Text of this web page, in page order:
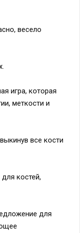
весело
игра, которая
меткости и
все кости
костей,
для